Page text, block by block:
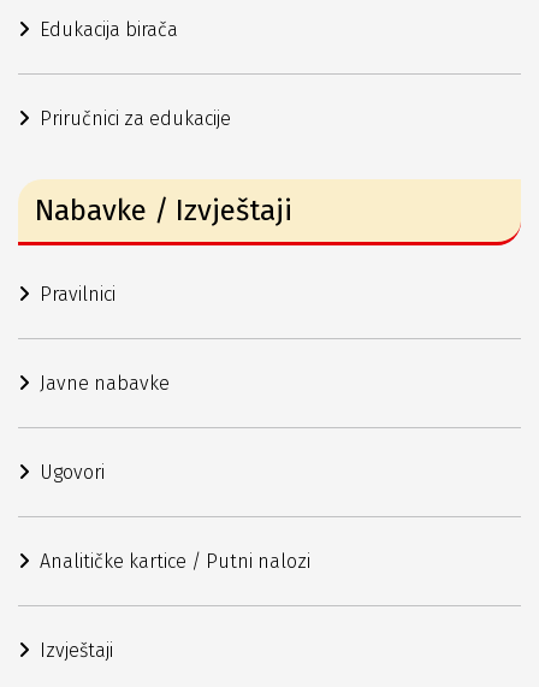
Edukacija birača
Priručnici za edukacije
Nabavke / Izvještaji
Pravilnici
Javne nabavke
Ugovori
Analitičke kartice / Putni nalozi
Izvještaji